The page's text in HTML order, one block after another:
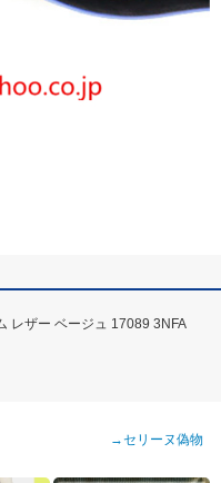
レザー ベージュ 17089 3NFA
→セリーヌ偽物